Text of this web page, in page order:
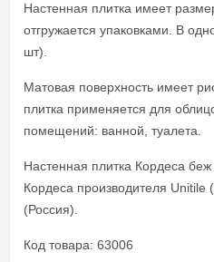
Настенная плитка имеет
отгружается упаковками. В
шт).
Матовая поверхность имеет
плитка применяется для
помещений: ванной, туалета.
Настенная плитка Кордеса
Кордеса производителя Unitile
(Россия).
Код товара: 63006